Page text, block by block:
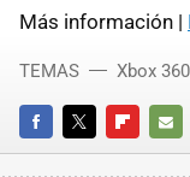
Más información |
FACEBOOKTWITTERFLIPBOARD
E-
TEMAS Xbox 360